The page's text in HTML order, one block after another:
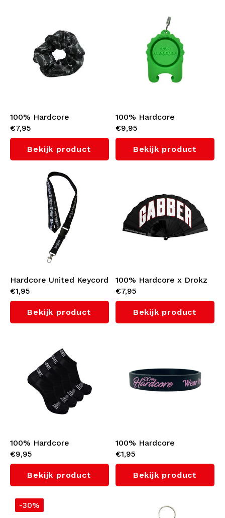
100% Hardcore
Scrunchie
€7,95
Bekijk product
100% Hardcore
Flessendop (Neon
Green)
€9,95
Bekijk product
Hardcore United Keycord
€1,95
Bekijk product
100% Hardcore x Drokz
Waaier 'Gabber'
€7,95
Bekijk product
100% Hardcore
Enkelsokken 2-Pack
(Black)
€9,95
Bekijk product
100% Hardcore
Wristband 'Wear it Pink'
€1,95
Bekijk product
-30%